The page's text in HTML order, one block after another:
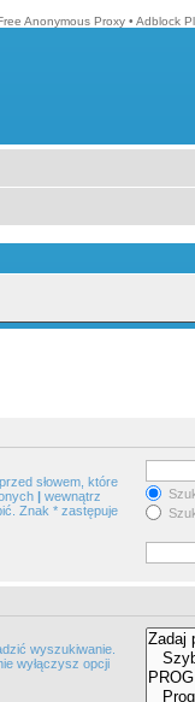
Anonymous Proxy • Adblock
przed słowem, które
| wewnątrz
Znak * zastępuje
wyszukiwanie.
wyłączysz opcji